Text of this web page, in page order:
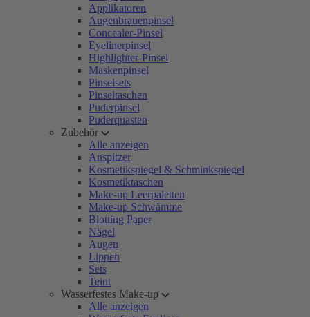
Applikatoren
Augenbrauenpinsel
Concealer-Pinsel
Eyelinerpinsel
Highlighter-Pinsel
Maskenpinsel
Pinselsets
Pinseltaschen
Puderpinsel
Puderquasten
Zubehör
Alle anzeigen
Anspitzer
Kosmetikspiegel & Schminkspiegel
Kosmetiktaschen
Make-up Leerpaletten
Make-up Schwämme
Blotting Paper
Nägel
Augen
Lippen
Sets
Teint
Wasserfestes Make-up
Alle anzeigen